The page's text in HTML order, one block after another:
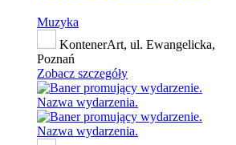
Muzyka
KontenerArt, ul. Ewangelicka,
Poznań
Zobacz szczegóły